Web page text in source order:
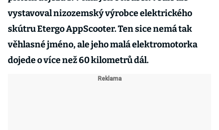
vystavoval nizozemský výrobce elektrického
skútru Etergo AppScooter. Ten sice nemá tak
věhlasné jméno, ale jeho malá elektromotorka
dojede o více než 60 kilometrů dál.